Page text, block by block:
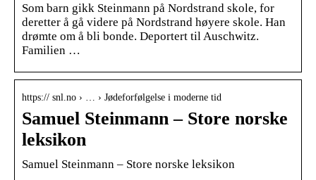
Som barn gikk Steinmann på Nordstrand skole, for
deretter å gå videre på Nordstrand høyere skole. Han
drømte om å bli bonde. Deportert til Auschwitz.
Familien …
https:// snl.no › … › Jødeforfølgelse i moderne tid
Samuel Steinmann – Store norske
leksikon
Samuel Steinmann – Store norske leksikon